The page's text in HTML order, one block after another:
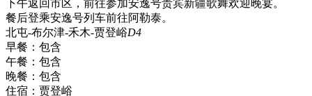
下午返回市区，前往参加安逸号贵宾新疆歌舞欢迎晚宴。
餐后登乘安逸号列车前往阿勒泰。
北屯-布尔津-禾木-贾登峪D4
早餐： 包含
午餐： 包含
晚餐： 包含
住宿： 贾登峪